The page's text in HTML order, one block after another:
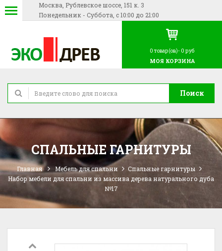
Москва, Рублевское шоссе, 151 к. 3
Понедельник - Суббота, с 10:00 до 21:00
Поиск
0 товар(ов)- 0 руб
МОЯ КОРЗИНА
СПАЛЬНЫЕ ГАРНИТУРЫ
Главная Мебель для спальни
Спальные гарнитуры
Набор мебели для спальни из массива дерева натурального дуба
№17